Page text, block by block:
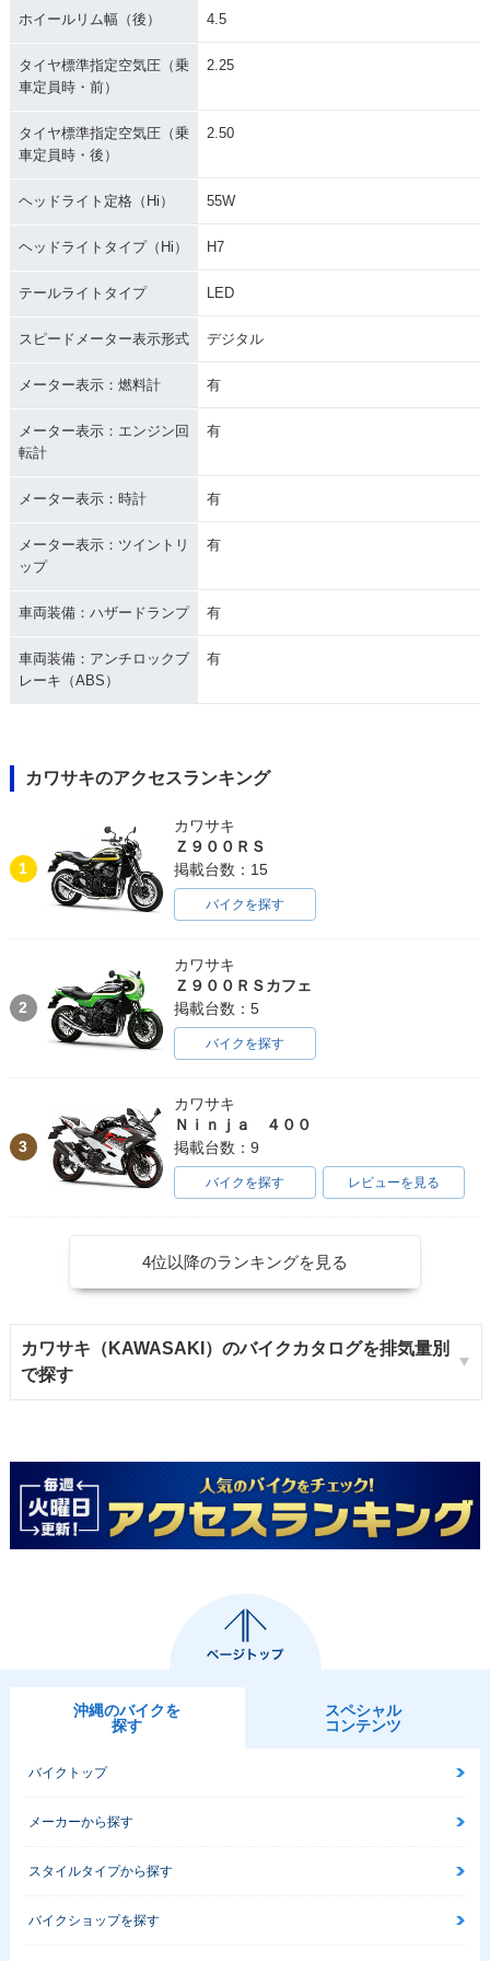
ホイールリム幅（後） 4.5
タイヤ標準指定空気圧（乗
車定員時・前）
2.25
タイヤ標準指定空気圧（乗
車定員時・後）
2.50
ヘッドライト定格（Hi） 55W
ヘッドライトタイプ（Hi） H7
テールライトタイプ LED
スピードメーター表示形式 デジタル
メーター表示：燃料計 有
メーター表示：エンジン回
転計
有
メーター表示：時計 有
メーター表示：ツイントリ
ップ
有
車両装備：ハザードランプ 有
車両装備：アンチロックブ
レーキ（ABS）
有
カワサキのアクセスランキング
1
カワサキ
Ｚ９００ＲＳ
掲載台数：15
バイクを探す
2
カワサキ
Ｚ９００ＲＳカフェ
掲載台数：5
バイクを探す
3
カワサキ
Ｎｉｎｊａ ４００
掲載台数：9
バイクを探す レビューを見る
4位以降のランキングを見る
カワサキ（KAWASAKI）のバイクカタログを排気量別
で探す
沖縄のバイクを
探す
スペシャル
コンテンツ
バイクトップ
メーカーから探す
スタイルタイプから探す
バイクショップを探す